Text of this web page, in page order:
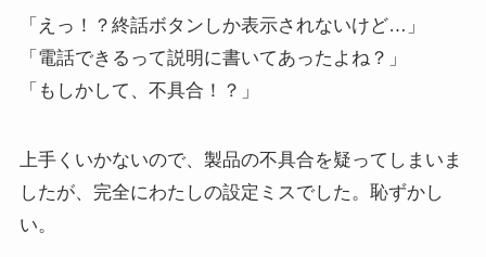
「えっ！？終話ボタンしか表示されないけど…」
「電話できるって説明に書いてあったよね？」
「もしかして、不具合！？」
上手くいかないので、製品の不具合を疑ってしまいま
したが、完全にわたしの設定ミスでした。恥ずかし
い。